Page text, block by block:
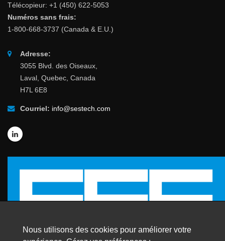
Télécopieur: +1 (450) 622-5053
Numéros sans frais:
1-800-668-3737 (Canada & E.U.)
Adresse:
3055 Blvd. des Oiseaux,
Laval, Quebec, Canada
H7L 6E8
Courriel: info@sestech.com
Nous utilisons des cookies pour améliorer votre